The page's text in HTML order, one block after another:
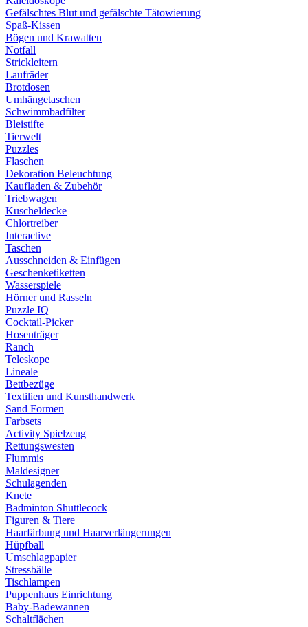
Gefälschtes Blut und gefälschte Tätowierung
Spaß-Kissen
Bögen und Krawatten
Notfall
Strickleitern
Laufräder
Brotdosen
Umhängetaschen
Schwimmbadfilter
Bleistifte
Tierwelt
Puzzles
Flaschen
Dekoration Beleuchtung
Kaufladen & Zubehör
Triebwagen
Kuscheldecke
Chlortreiber
Interactive
Taschen
Ausschneiden & Einfügen
Geschenketiketten
Wasserspiele
Hörner und Rasseln
Puzzle IQ
Cocktail-Picker
Hosenträger
Ranch
Teleskope
Lineale
Bettbezüge
Textilien und Kunsthandwerk
Sand Formen
Farbsets
Activity Spielzeug
Rettungswesten
Flummis
Maldesigner
Schulagenden
Knete
Badminton Shuttlecock
Figuren & Tiere
Haarfärbung und Haarverlängerungen
Hüpfball
Umschlagpapier
Stressbälle
Tischlampen
Puppenhaus Einrichtung
Baby-Badewannen
Schaltflächen